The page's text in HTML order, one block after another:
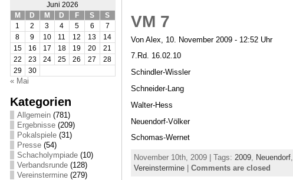
Juni 2026
M
D M D F S
S
1
2 3 4 5 6
7
8
9 10 11 12 13
14
15
16 17 18 19 20
21
22
23 24 25 26 27
28
29
30
« Mai
Kategorien
Allgemein(781)
Ergebnisse(209)
Pokalspiele(31)
Presse(54)
Schacholympiade(10)
Verbandsrunde(128)
Vereinstermine(279)
VM 7
Von Alex, 10. November 2009 - 12:52 Uhr
7.Rd. 16.02.10
Schindler-Wissler
Schneider-Lang
Walter-Hess
Neuendorf-Völker
Schomas-Wernet
November 10th, 2009 | Tags: 2009, Neuendorf,
Vereinstermine| Comments are closed